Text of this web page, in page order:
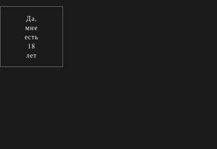
Да,
мне
есть
18
лет